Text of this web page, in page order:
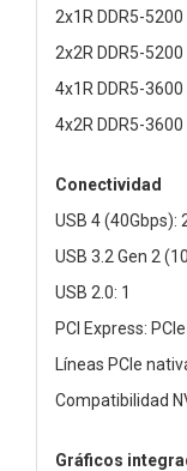
2x1R DDR5-5200
2x2R DDR5-5200
4x1R DDR5-3600
4x2R DDR5-3600
Conectividad
USB 4 (40Gbps):
USB 3.2 Gen 2
USB 2.0: 1
PCI Express:
Líneas PCIe
Compatibilidad
Gráficos